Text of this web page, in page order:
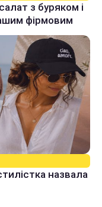
з буряком і
фірмовим
назвала